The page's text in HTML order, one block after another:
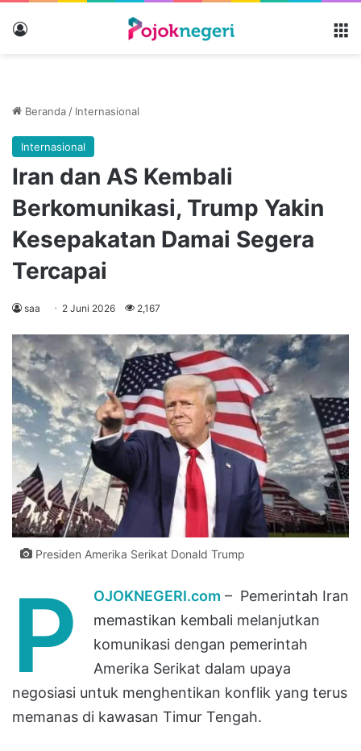
Beranda / Internasional
Internasional
Iran dan AS Kembali
Berkomunikasi, Trump Yakin
Kesepakatan Damai Segera
Tercapai
saa 2 Juni 2026 2,167
Presiden Amerika Serikat Donald Trump
P OJOKNEGERI.com – Pemerintah Iran
memastikan kembali melanjutkan
komunikasi dengan pemerintah
Amerika Serikat dalam upaya
negosiasi untuk menghentikan konflik yang terus
memanas di kawasan Timur Tengah.